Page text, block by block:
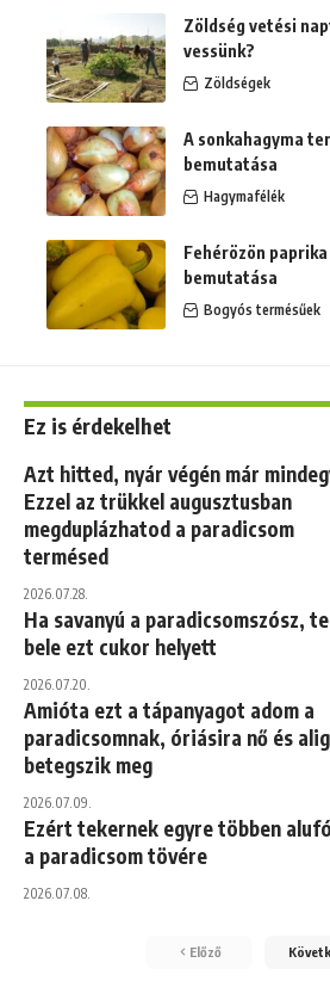
Zöldség vetési
vessünk?
Zöldségek
A sonkahagyma
bemutatása
Hagymafélék
Fehérözön
bemutatása
Bogyós termésűek
Ez is érdekelhet
Azt hitted, nyár végén már
Ezzel az trükkel augusztusban
megduplázhatod a paradicsom
termésed
2026.07.28.
Ha savanyú a paradicsomszósz,
bele ezt cukor helyett
2026.07.20.
Amióta ezt a tápanyagot adom a
paradicsomnak, óriásira nő és alig
betegszik meg
2026.07.09.
Ezért tekernek egyre többen
a paradicsom tövére
2026.07.08.
Előző